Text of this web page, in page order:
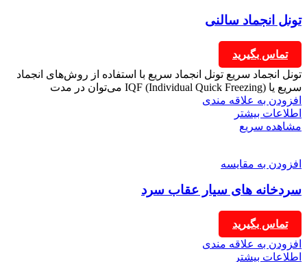
تونل انجماد سالنی
تماس بگیرید
تونل انجماد سریع تونل انجماد سریع با استفاده از روش‌های انجماد
سریع یا IQF (Individual Quick Freezing) می‌توان در مدت
افزودن به علاقه مندی
اطلاعات بیشتر
مشاهده سریع
افزودن به مقایسه
سردخانه های سیار عقاب سرد
تماس بگیرید
افزودن به علاقه مندی
اطلاعات بیشتر